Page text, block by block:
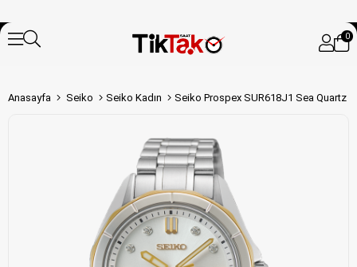
0
Anasayfa Seiko Seiko Kadın Seiko Prospex SUR618J1 Sea Quartz